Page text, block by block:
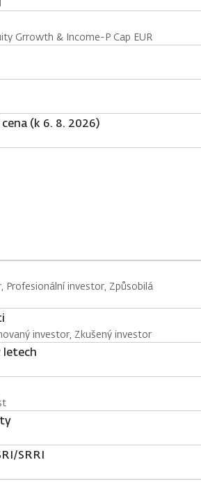
Grrowth & Income-P Cap EUR
(k 6. 8. 2026)
Profesionální investor, Způsobilá
investor, Zkušený investor
letech
SRRI